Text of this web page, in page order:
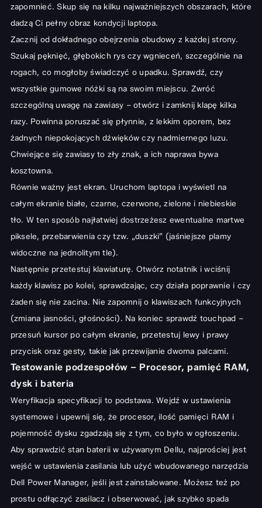
zapomnieć. Skup się na kilku najważniejszych obszarach, które
dadzą Ci pełny obraz kondycji laptopa.
Zacznij od dokładnego obejrzenia obudowy z każdej strony.
Szukaj pęknięć, głębokich rys czy wgnieceń, szczególnie na
rogach, co mogłoby świadczyć o upadku. Sprawdź, czy
wszystkie gumowe nóżki są na swoim miejscu. Zwróć
szczególną uwagę na zawiasy – otwórz i zamknij klapę kilka
razy. Powinna poruszać się płynnie, z lekkim oporem, bez
żadnych niepokojących dźwięków czy nadmiernego luzu.
Chwiejące się zawiasy to zły znak, a ich naprawa bywa
kosztowna.
Równie ważny jest ekran. Uruchom laptopa i wyświetl na
całym ekranie białe, czarne, czerwone, zielone i niebieskie
tło. W ten sposób najłatwiej dostrzeżesz ewentualne martwe
piksele, przebarwienia czy tzw. „duszki” (jaśniejsze plamy
widoczne na jednolitym tle).
Następnie przetestuj klawiaturę. Otwórz notatnik i wciśnij
każdy klawisz po kolei, sprawdzając, czy działa poprawnie i czy
żaden się nie zacina. Nie zapomnij o klawiszach funkcyjnych
(zmiana jasności, głośności). Na koniec sprawdź touchpad –
przesuń kursor po całym ekranie, przetestuj lewy i prawy
przycisk oraz gesty, takie jak przewijanie dwoma palcami.
Testowanie podzespołów – Procesor, pamięć RAM,
dysk i bateria
Weryfikacja specyfikacji to podstawa. Wejdź w ustawienia
systemowe i upewnij się, że procesor, ilość pamięci RAM i
pojemność dysku zgadzają się z tym, co było w ogłoszeniu.
Aby sprawdzić stan baterii w używanym Dellu, najprościej jest
wejść w ustawienia zasilania lub użyć wbudowanego narzędzia
Dell Power Manager, jeśli jest zainstalowane. Możesz też po
prostu odłączyć zasilacz i obserwować, jak szybko spada